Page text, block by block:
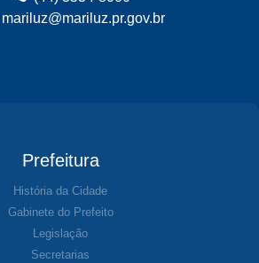
mariluz@mariluz.pr.gov.br
Prefeitura
História da Cidade
Gabinete do Prefeito
Legislação
Secretarias